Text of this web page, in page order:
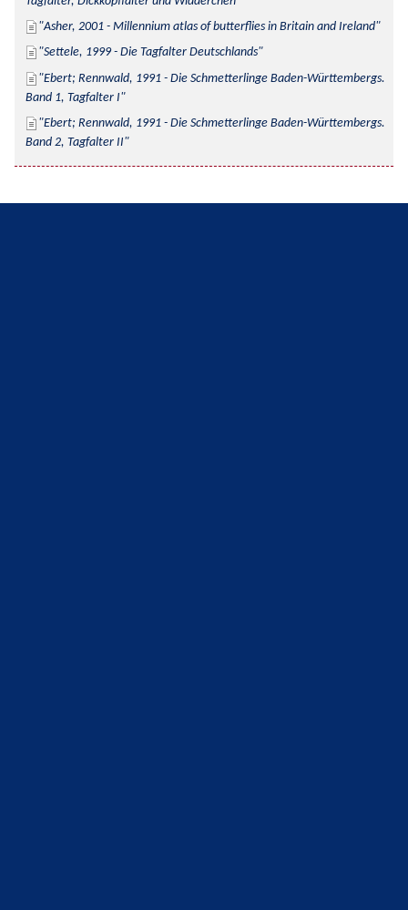
Asher, 2001 - Millennium atlas of butterflies in Britain and Ireland
Settele, 1999 - Die Tagfalter Deutschlands
Ebert; Rennwald, 1991 - Die Schmetterlinge Baden-Württembergs.
Band 1, Tagfalter I
Ebert; Rennwald, 1991 - Die Schmetterlinge Baden-Württembergs.
Band 2, Tagfalter II